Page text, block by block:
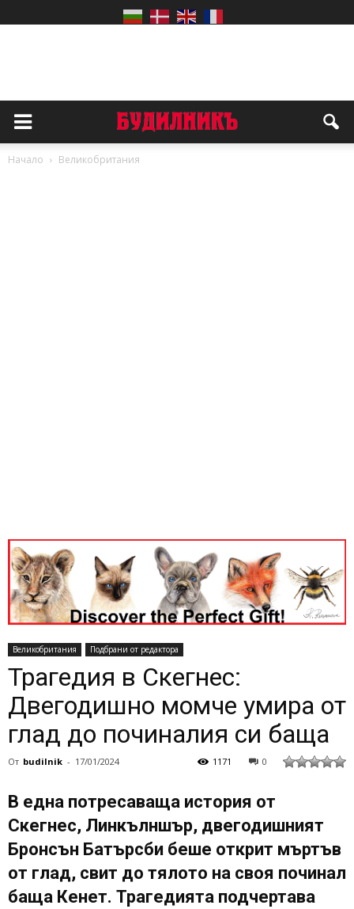
Начало Великобритания
Великобритания Подбрани от редактора
Трагедия в Скегнес:
Двегодишно момче умира от
глад до починалия си баща
От budilnik - 17/01/2024 0
1171
В една потресаваща история от
Скегнес, Линкълншър, двегодишният
Бронсън Батърсби беше открит мъртъв
от глад, свит до тялото на своя починал
баща Кенет. Трагедията подчертава